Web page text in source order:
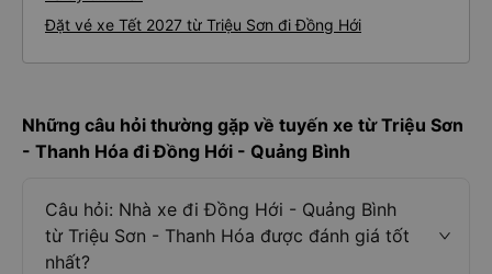
Đặt vé xe Tết 2027 từ Triệu Sơn đi Đồng Hới
Những câu hỏi thường gặp về tuyến xe từ Triệu Sơn
- Thanh Hóa đi Đồng Hới - Quảng Bình
Câu hỏi: Nhà xe đi Đồng Hới - Quảng Bình
từ Triệu Sơn - Thanh Hóa được đánh giá tốt
nhất?